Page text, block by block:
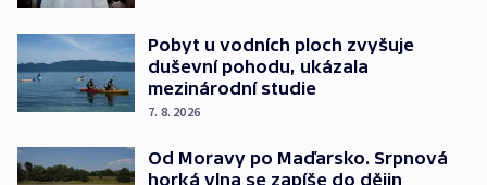
Pobyt u vodních ploch zvyšuje
duševní pohodu, ukázala
mezinárodní studie
7. 8. 2026
Od Moravy po Maďarsko. Srpnová
horká vlna se zapíše do dějin